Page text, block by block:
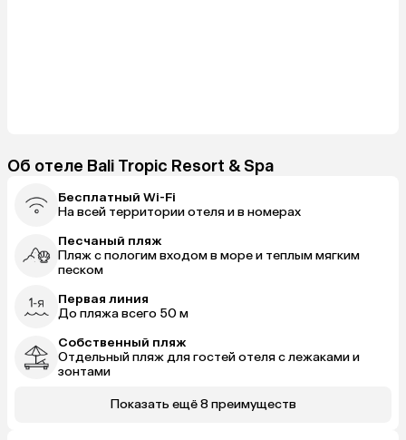
Об отеле Bali Tropic Resort & Spa
Бесплатный Wi-Fi
На всей территории отеля и в номерах
Песчаный пляж
Пляж с пологим входом в море и теплым мягким
песком
Первая линия
До пляжа всего 50 м
Собственный пляж
Отдельный пляж для гостей отеля с лежаками и
зонтами
Показать ещё 8 преимуществ